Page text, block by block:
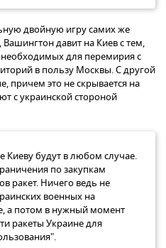
двойную игру самих же
давит на Киев с тем,
для перемирия с
в пользу Москвы. С другой
причем это не скрывается на
с украинской стороной
Киеву будут в любом случае.
по закупкам
ракет. Ничего ведь не
военных на
а потом в нужный момент
ракеты Украине для